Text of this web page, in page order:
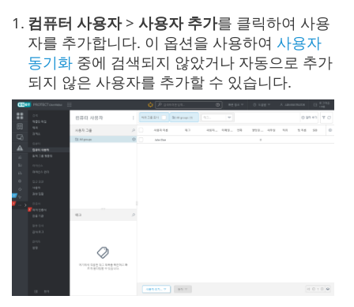
1. 컴퓨터 사용자> 사용자 추가를 클릭하여 사용
자를 추가합니다. 이 옵션을 사용하여 사용자
동기화 중에 검색되지 않았거나 자동으로 추가
되지 않은 사용자를 추가할 수 있습니다.